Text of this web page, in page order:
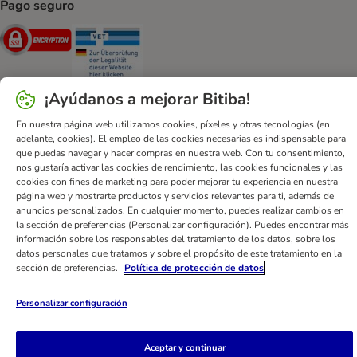
Pago seguro
Security
Ayuda Contacto Impreso DSA
Protección de datos
Condiciones comerciales generales
Declaración de accesibilidad
Newsletter
Gastos de envío y plazos de entrega
Formas de pago
Formulario de desistimiento
Programa de fidelización
App bitiba
Programa de afiliados
Gestión de residuos
2026
¡Ayúdanos a mejorar Bitiba!
En nuestra página web utilizamos cookies, píxeles y otras tecnologías (en
adelante, cookies). El empleo de las cookies necesarias es indispensable para
que puedas navegar y hacer compras en nuestra web. Con tu consentimiento,
nos gustaría activar las cookies de rendimiento, las cookies funcionales y las
cookies con fines de marketing para poder mejorar tu experiencia en nuestra
página web y mostrarte productos y servicios relevantes para ti, además de
anuncios personalizados. En cualquier momento, puedes realizar cambios en
la sección de preferencias (Personalizar configuración). Puedes encontrar más
información sobre los responsables del tratamiento de los datos, sobre los
datos personales que tratamos y sobre el propósito de este tratamiento en la
sección de preferencias.
Política de protección de datos
Personalizar configuración
Aceptar y continuar